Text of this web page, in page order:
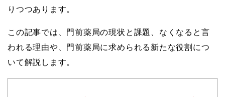
りつつあります。
この記事では、門前薬局の現状と課題、なくなると言
われる理由や、門前薬局に求められる新たな役割につ
いて解説します。